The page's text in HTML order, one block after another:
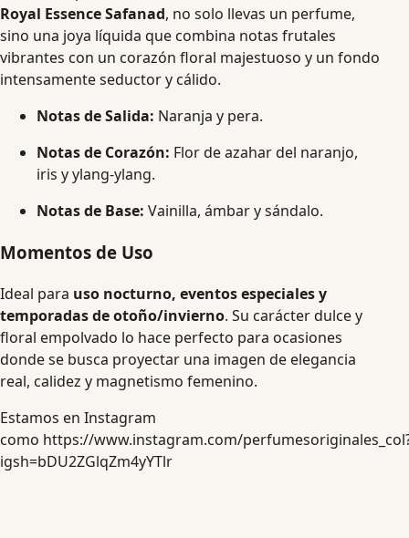
Royal Essence Safanad, no solo llevas un perfume,
sino una joya líquida que combina notas frutales
vibrantes con un corazón floral majestuoso y un fondo
intensamente seductor y cálido.
Notas de Salida: Naranja y pera.
Notas de Corazón: Flor de azahar del naranjo,
iris y ylang-ylang.
Notas de Base: Vainilla, ámbar y sándalo.
Momentos de Uso
Ideal para uso nocturno, eventos especiales y
temporadas de otoño/invierno. Su carácter dulce y
floral empolvado lo hace perfecto para ocasiones
donde se busca proyectar una imagen de elegancia
real, calidez y magnetismo femenino.
Estamos en Instagram
como https://www.instagram.com/
igsh=bDU2ZGlqZm4yYTlr